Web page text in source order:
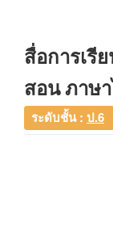
สื่อการเรี
สอน ภาษ
ระดับชั้น : ป.6